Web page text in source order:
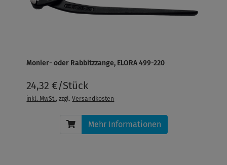
Monier- oder Rabbitzzange, ELORA 499-220
24,32 €/Stück
inkl. MwSt., zzgl.Versandkosten
Mehr Informationen